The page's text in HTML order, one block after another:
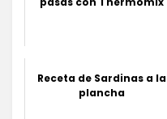
Receta de Sardinas a la
plancha